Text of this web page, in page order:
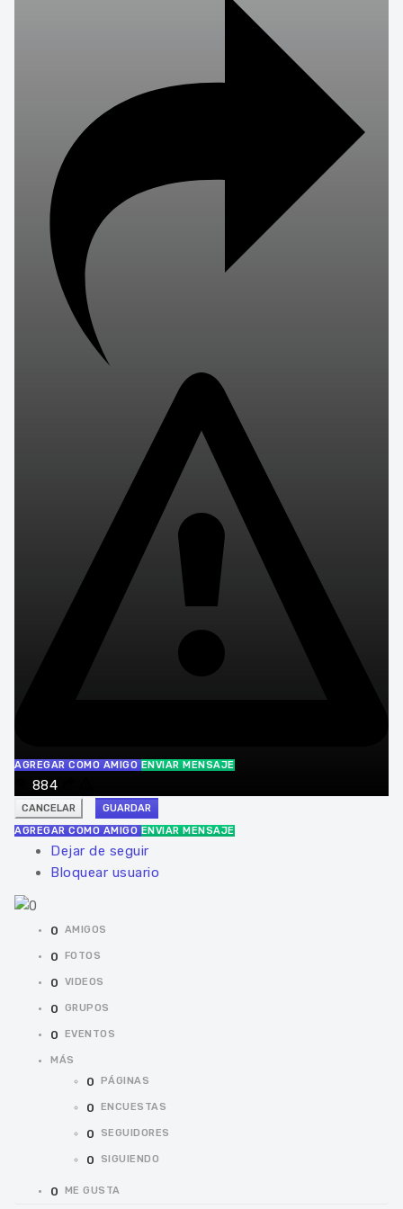
AGREGAR COMO AMIGO ENVIAR MENSAJE
884
AGREGAR COMO AMIGO ENVIAR MENSAJE
Dejar de seguir
Bloquear usuario
AMIGOS
0
FOTOS
0
VIDEOS
0
GRUPOS
0
EVENTOS
0
MÁS
PÁGINAS
0
ENCUESTAS
0
SEGUIDORES
0
SIGUIENDO
0
ME GUSTA
0